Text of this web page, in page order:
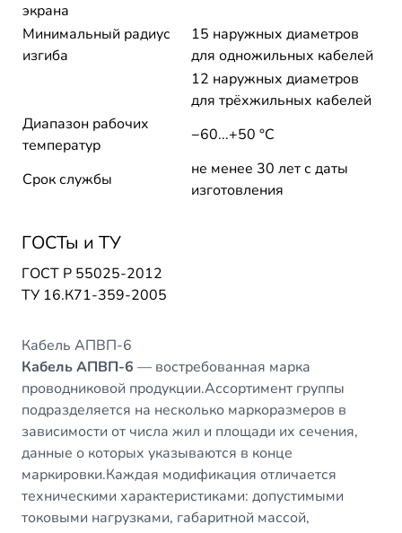
экрана
Минимальный радиус
изгиба
15 наружных диаметров
для одножильных кабелей
12 наружных диаметров
для трёхжильных кабелей
Диапазон рабочих
температур
−60...+50 °C
Срок службы
не менее 30 лет с даты
изготовления
ГОСТы и ТУ
ГОСТ Р 55025-2012
ТУ 16.К71-359-2005
Кабель АПВП-6
Кабель АПВП-6 — востребованная марка
проводниковой продукции.Ассортимент группы
подразделяется на несколько маркоразмеров в
зависимости от числа жил и площади их сечения,
данные о которых указываются в конце
маркировки.Каждая модификация отличается
техническими характеристиками: допустимыми
токовыми нагрузками, габаритной массой,